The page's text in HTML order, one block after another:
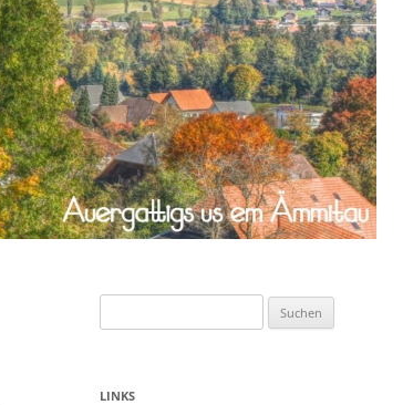
nach:
LINKS